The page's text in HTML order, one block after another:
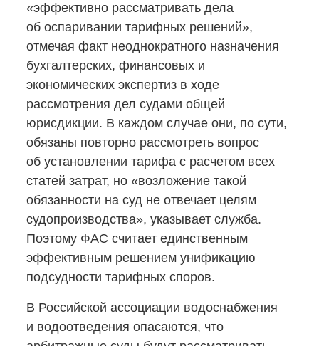
«эффективно рассматривать дела
об оспаривании тарифных решений»,
отмечая факт неоднократного назначения
бухгалтерских, финансовых и
экономических экспертиз в ходе
рассмотрения дел судами общей
юрисдикции. В каждом случае они, по сути,
обязаны повторно рассмотреть вопрос
об установлении тарифа с расчетом всех
статей затрат, но «возложение такой
обязанности на суд не отвечает целям
судопроизводства», указывает служба.
Поэтому ФАС считает единственным
эффективным решением унификацию
подсудности тарифных споров.
В Российской ассоциации водоснабжения
и водоотведения опасаются, что